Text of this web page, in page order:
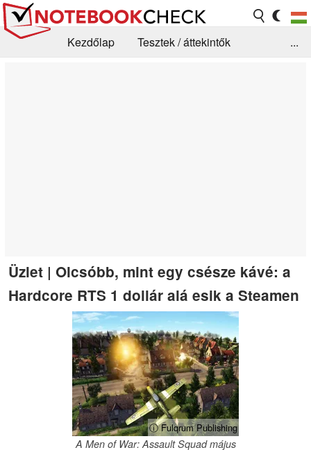
Kezdőlap
Tesztek / áttekintők
...
Üzlet | Olcsóbb, mint egy csésze kávé: a
Hardcore RTS 1 dollár alá esik a Steamen
ⓘ Fulqrum Publishing
A Men of War: Assault Squad május